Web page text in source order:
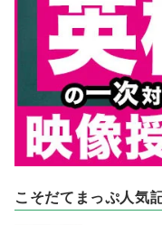
こそだてまっぷ人気